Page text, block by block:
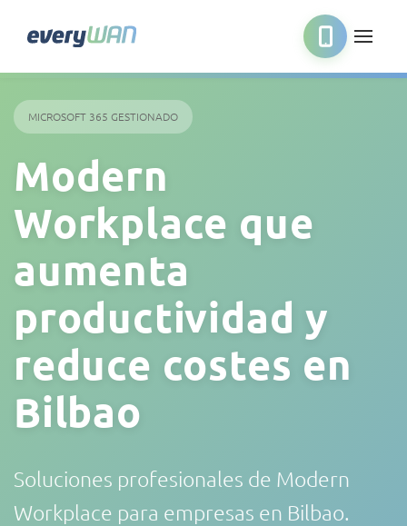
MICROSOFT 365 GESTIONADO
Modern
Workplace que
aumenta
productividad y
reduce costes en
Bilbao
Soluciones profesionales de Modern
Workplace para empresas en Bilbao.